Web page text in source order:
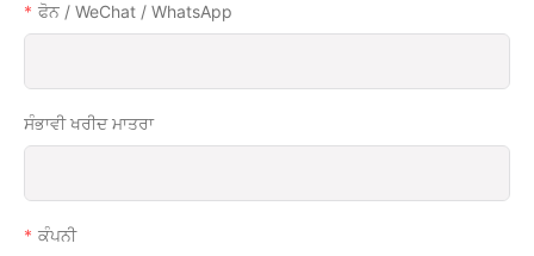
ਫੋਨ / WeChat / WhatsApp
ਸੰਭਾਵੀ ਖਰੀਦ ਮਾਤਰਾ
ਕੰਪਨੀ